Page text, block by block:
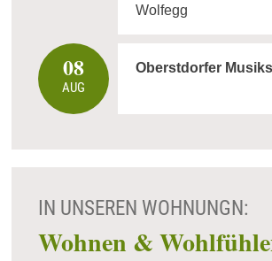
Wolfegg
08
AUG
Oberstdorfer
IN UNSEREN WOHNUNGN:
Wohnen &